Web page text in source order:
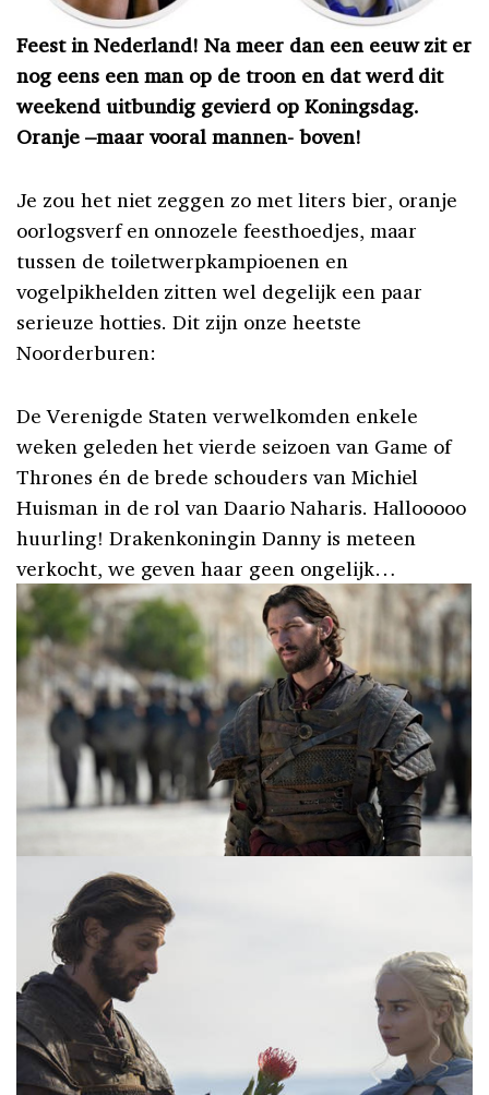
Feest in Nederland! Na meer dan een eeuw zit er
nog eens een man op de troon en dat werd dit
weekend uitbundig gevierd op Koningsdag.
Oranje –maar vooral mannen- boven!
Je zou het niet zeggen zo met liters bier, oranje
oorlogsverf en onnozele feesthoedjes, maar
tussen de toiletwerpkampioenen en
vogelpikhelden zitten wel degelijk een paar
serieuze hotties. Dit zijn onze heetste
Noorderburen:
De Verenigde Staten verwelkomden enkele
weken geleden het vierde seizoen van Game of
Thrones én de brede schouders van Michiel
Huisman in de rol van Daario Naharis. Hallooooo
huurling! Drakenkoningin Danny is meteen
verkocht, we geven haar geen ongelijk…